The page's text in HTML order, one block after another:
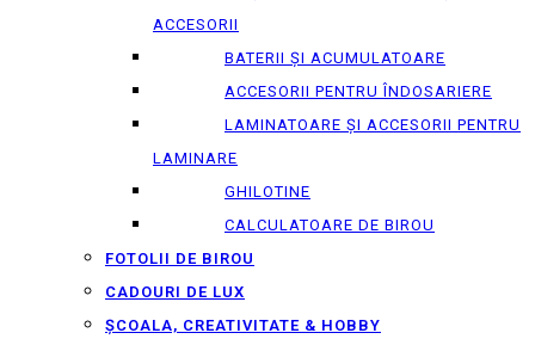
ACCESORII
BATERII ȘI ACUMULATOARE
ACCESORII PENTRU ÎNDOSARIERE
LAMINATOARE ȘI ACCESORII PENTRU
LAMINARE
GHILOTINE
CALCULATOARE DE BIROU
FOTOLII DE BIROU
CADOURI DE LUX
ȘCOALA, CREATIVITATE & HOBBY